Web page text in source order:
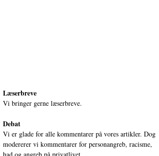
Læserbreve
Vi bringer gerne læserbreve.
Debat
Vi er glade for alle kommentarer på vores artikler. Dog
modererer vi kommentarer for personangreb, racisme,